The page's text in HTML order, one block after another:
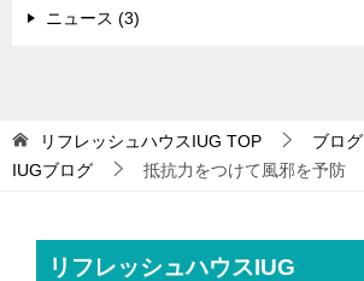
ニュース (3)
リフレッシュハウスIUG TOP
ブログ
IUGブログ
抵抗力をつけて風邪を予防
リフレッシュハウスIUG